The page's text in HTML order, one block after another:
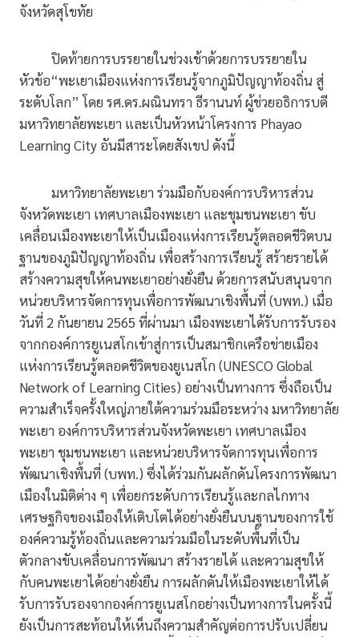
จังหวัดสุโขทัย
ปิดท้ายการบรรยายในช่วงเช้าด้วยการบรรยายใน
หัวข้อ“พะเยาเมืองแห่งการเรียนรู้จากภูมิปัญญาท้องถิ่น สู่
ระดับโลก” โดย รศ.ดร.ผณินทรา ธีรานนท์ ผู้ช่วยอธิการบดี
มหาวิทยาลัยพะเยา และเป็นหัวหน้าโครงการ Phayao
Learning City อันมีสาระโดยสังเขป ดังนี้
มหาวิทยาลัยพะเยา ร่วมมือกับองค์การบริหารส่วน
จังหวัดพะเยา เทศบาลเมืองพะเยา และชุมชนพะเยา ขับ
เคลื่อนเมืองพะเยาให้เป็นเมืองแห่งการเรียนรู้ตลอดชีวิตบน
ฐานของภูมิปัญญาท้องถิ่น เพื่อสร้างการเรียนรู้ สร้ายรายได้
สร้างความสุขให้คนพะเยาอย่างยั่งยืน ด้วยการสนับสนุนจาก
หน่วยบริหารจัดการทุนเพื่อการพัฒนาเชิงพื้นที่ (บพท.) เมื่อ
วันที่ 2 กันยายน 2565 ที่ผ่านมา เมืองพะเยาได้รับการรับรอง
จากกองค์การยูเนสโกเข้าสู่การเป็นสมาชิกเครือข่ายเมือง
แห่งการเรียนรู้ตลอดชีวิตของยูเนสโก (UNESCO Global
Network of Learning Cities) อย่างเป็นทางการ ซึ่งถือเป็น
ความสำเร็จครั้งใหญ่ภายใต้ความร่วมมือระหว่าง มหาวิทยาลัย
พะเยา องค์การบริหารส่วนจังหวัดพะเยา เทศบาลเมือง
พะเยา ชุมชนพะเยา และหน่วยบริหารจัดการทุนเพื่อการ
พัฒนาเชิงพื้นที่ (บพท.) ซึ่งได้ร่วมกันผลักดันโครงการพัฒนา
เมืองในมิติต่าง ๆ เพื่อยกระดับการเรียนรู้และกลไกทาง
เศรษฐกิจของเมืองให้เติบโตได้อย่างยั่งยืนบนฐานของการใช้
องค์ความรู้ท้องถิ่นและความร่วมมือในระดับพื้นที่เป็น
ตัวกลางขับเคลื่อนการพัฒนา สร้างรายได้ และความสุขให้
กับคนพะเยาได้อย่างยั่งยืน การผลักดันให้เมืองพะเยาให้ได้
รับการรับรองจากองค์การยูเนสโกอย่างเป็นทางการในครั้งนี้
ยังเป็นการสะท้อนให้เห็นถึงความสำคัญต่อการปรับเปลี่ยน